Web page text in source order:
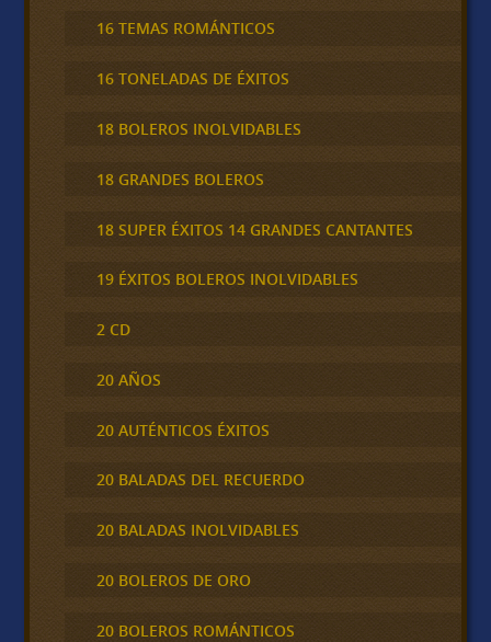
16 TEMAS ROMÁNTICOS
16 TONELADAS DE ÉXITOS
18 BOLEROS INOLVIDABLES
18 GRANDES BOLEROS
18 SUPER ÉXITOS 14 GRANDES CANTANTES
19 ÉXITOS BOLEROS INOLVIDABLES
2 CD
20 AÑOS
20 AUTÉNTICOS ÉXITOS
20 BALADAS DEL RECUERDO
20 BALADAS INOLVIDABLES
20 BOLEROS DE ORO
20 BOLEROS ROMÁNTICOS